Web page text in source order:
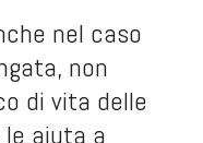
nel caso
non
di vita delle
aiuta a